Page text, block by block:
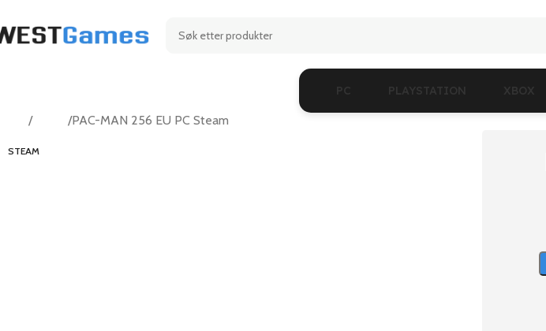
PC PLAYSTATION XBOX
Action PAC-MAN 256 EU PC Steam
STEAM